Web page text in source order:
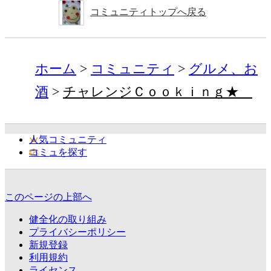
コミュニティトップへ戻る
ホーム コミュニティ
グルメ、お
酒
チャレンジＣｏｏｋｉｎｇ★
人気コミュニティ
コミュを探す
このページの上部へ
健全化の取り組み
プライバシーポリシー
新規登録
利用規約